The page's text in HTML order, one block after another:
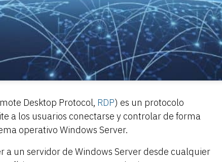
Desktop Protocol, RDP) es un protocolo
a los usuarios conectarse y controlar de forma
operativo Windows Server.
a un servidor de Windows Server desde cualquier